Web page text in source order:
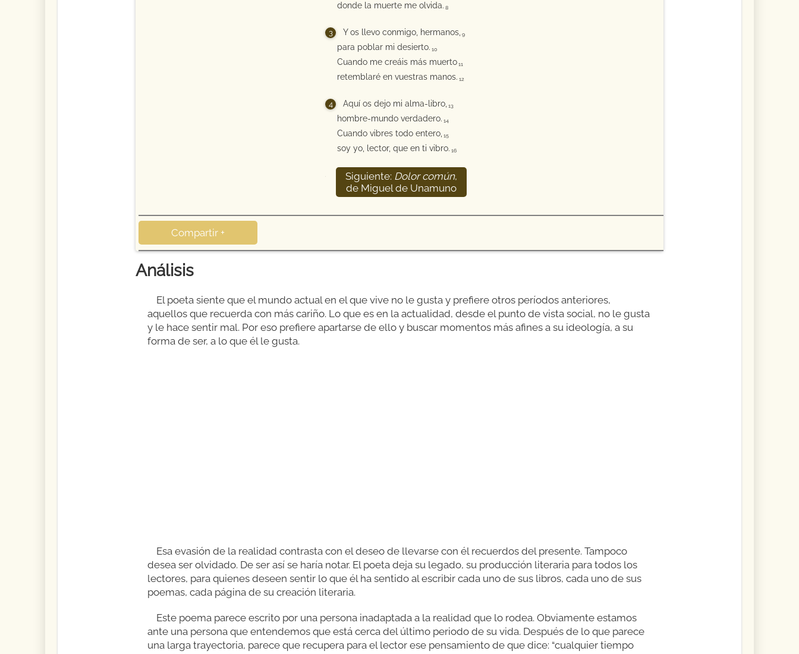
donde la muerte me olvida. 8
Y os llevo conmigo, hermanos, 9
para poblar mi desierto. 10
Cuando me creáis más muerto 11
retemblaré en vuestras manos. 12
Aquí os dejo mi alma-libro, 13
hombre-mundo verdadero. 14
Cuando vibres todo entero, 15
soy yo, lector, que en ti vibro. 16
Siguiente: Dolor común,
de Miguel de Unamuno
Compartir +
Análisis
El poeta siente que el mundo actual en el que vive no le gusta y prefiere otros períodos anteriores,
aquellos que recuerda con más cariño. Lo que es en la actualidad, desde el punto de vista social, no le gusta
y le hace sentir mal. Por eso prefiere apartarse de ello y buscar momentos más afines a su ideología, a su
forma de ser, a lo que él le gusta.
Esa evasión de la realidad contrasta con el deseo de llevarse con él recuerdos del presente. Tampoco
desea ser olvidado. De ser así se haría notar. El poeta deja su legado, su producción literaria para todos los
lectores, para quienes deseen sentir lo que él ha sentido al escribir cada uno de sus libros, cada uno de sus
poemas, cada página de su creación literaria.
Este poema parece escrito por una persona inadaptada a la realidad que lo rodea. Obviamente estamos
ante una persona que entendemos que está cerca del último periodo de su vida. Después de lo que parece
una larga trayectoria, parece que recupera para el lector ese pensamiento de que dice: “cualquier tiempo